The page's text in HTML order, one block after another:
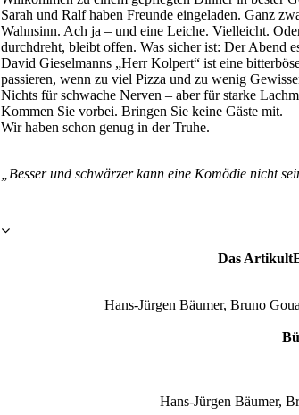
Sarah und Ralf haben Freunde eingeladen. Ganz
Wahnsinn. Ach ja – und eine Leiche. Vielleicht.
durchdreht, bleibt offen. Was sicher ist: Der Abend
David Gieselmanns „Herr Kolpert“ ist eine
passieren, wenn zu viel Pizza und zu wenig
Nichts für schwache Nerven – aber für starke
Kommen Sie vorbei. Bringen Sie keine Gäste mit.
Wir haben schon genug in der Truhe.
„Besser und schwärzer kann eine Komödie nicht
Das
Hans-Jürgen Bäumer, Bruno
Hans-Jürgen Bäumer,